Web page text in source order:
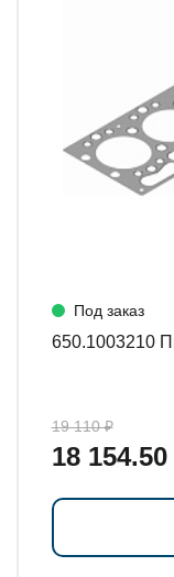
Под заказ
19 110 ₽
18 154.50